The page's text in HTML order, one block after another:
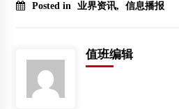
Posted in 业界资讯, 信息播报
值班编辑